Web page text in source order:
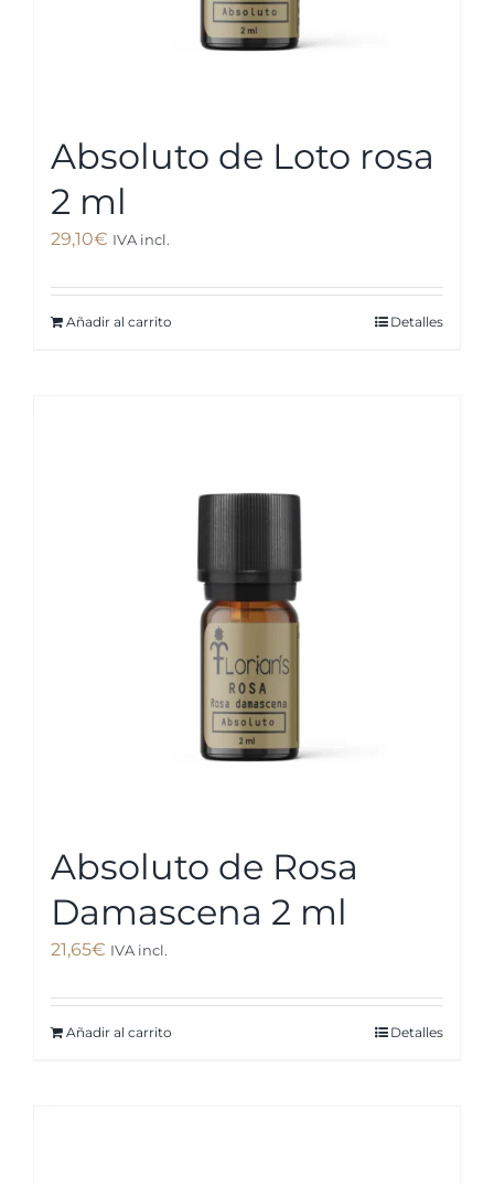
Absoluto de Loto rosa
2 ml
29,10€ IVA incl.
Añadir al carrito Detalles
Absoluto de Rosa
Damascena 2 ml
21,65€ IVA incl.
Añadir al carrito Detalles